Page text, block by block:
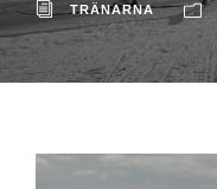
TRÄNARNA